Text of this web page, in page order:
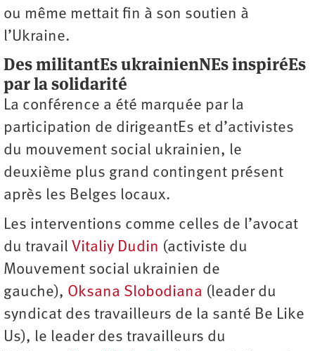
ou même mettait fin à son soutien à
l’Ukraine.
Des militantEs ukrainienNEs inspiréEs
par la solidarité
La conférence a été marquée par la
participation de dirigeantEs et d’activistes
du mouvement social ukrainien, le
deuxième plus grand contingent présent
après les Belges locaux.
Les interventions comme celles de l’avocat
du travail Vitaliy Dudin (activiste du
Mouvement social ukrainien de
gauche), Oksana Slobodiana (leader du
syndicat des travailleurs de la santé Be Like
Us), le leader des travailleurs du